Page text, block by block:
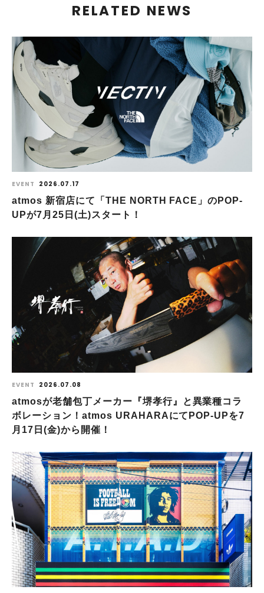
RELATED NEWS
EVENT 2026.07.17
atmos 新宿店にて「THE NORTH FACE」のPOP-
UPが7月25日(土)スタート！
EVENT 2026.07.08
atmosが老舗包丁メーカー『堺孝行』と異業種コラ
ボレーション！atmos URAHARAにてPOP-UPを7
月17日(金)から開催！